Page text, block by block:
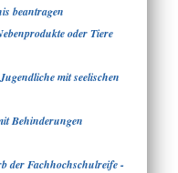
beantragen
oder Tiere
mit seelischen
Behinderungen
der Fachhochschulreife -